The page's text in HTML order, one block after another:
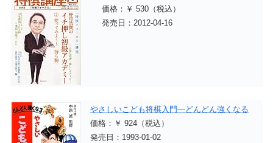
価格：￥ 530（税込）
発売日：2012-04-16
やさしいこども将棋入門―どんどん強くなる
価格：￥ 924（税込）
発売日：1993-01-02